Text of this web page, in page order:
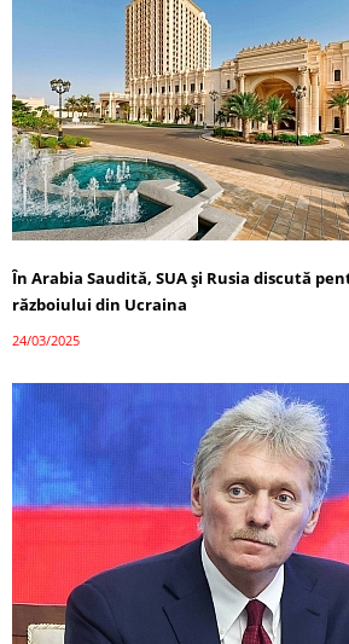
În Arabia Saudită, SUA și Rusia discută
războiului din Ucraina
24/03/2025